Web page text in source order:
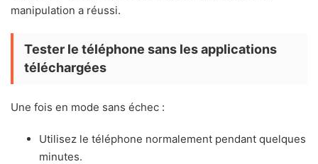
manipulation a réussi.
Tester le téléphone sans les applications
téléchargées
Une fois en mode sans échec :
Utilisez le téléphone normalement pendant quelques
minutes.